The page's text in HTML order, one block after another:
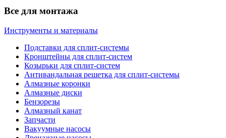
Все для монтажа
Инструменты и материалы
Подставки для сплит-системы
Кронштейны для сплит-систем
Козырьки для сплит-систем
Антивандальная решетка для сплит-системы
Алмазные коронки
Алмазные диски
Бензорезы
Алмазный канат
Запчасти
Вакуумные насосы